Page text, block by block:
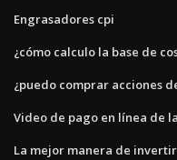
Engrasadores cpi
¿cómo calculo la base de
¿puedo comprar acciones
Video de pago en línea de
La mejor manera de